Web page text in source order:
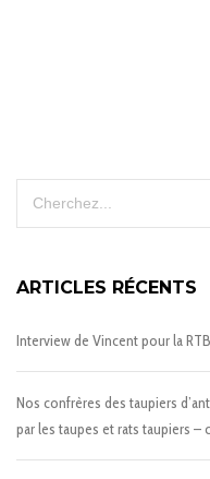
ARTICLES RÉCENTS
Interview de Vincent pour la
Nos confrères des taupiers
par les taupes et rats taupiers –